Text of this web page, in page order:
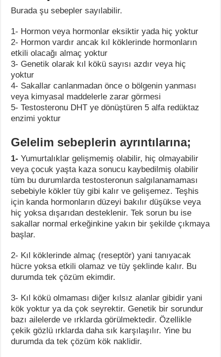
Burada şu sebepler sayılabilir.
1- Hormon veya hormonlar eksiktir yada hiç yoktur
2- Hormon vardır ancak kıl köklerinde hormonların
etkili olacağı almaç yoktur
3- Genetik olarak kıl kökü sayısı azdır veya hiç
yoktur
4- Sakallar canlanmadan önce o bölgenin yanması
veya kimyasal maddelerle zarar görmesi
5- Testosteronu DHT ye dönüştüren 5 alfa redüktaz
enzimi yoktur
Gelelim sebeplerin ayrıntılarına;
1- Yumurtalıklar gelişmemiş olabilir, hiç olmayabilir
veya çocuk yaşta kaza sonucu kaybedilmiş olabilir
tüm bu durumlarda testosteronun salgılanamaması
sebebiyle kökler tüy gibi kalır ve gelişemez. Teşhis
için kanda hormonların düzeyi bakılır düşükse veya
hiç yoksa dışarıdan desteklenir. Tek sorun bu ise
sakallar normal erkeğinkine yakın bir şekilde çıkmaya
başlar.
2- Kıl köklerinde almaç (reseptör) yani tanıyacak
hücre yoksa etkili olamaz ve tüy şeklinde kalır. Bu
durumda tek çözüm ekimdir.
3- Kıl kökü olmaması diğer kılsız alanlar gibidir yani
kök yoktur ya da çok seyrektir. Genetik bir sorundur
bazı ailelerde ve ırklarda görülmektedir. Özellikle
çekik gözlü ırklarda daha sık karşılaşılır. Yine bu
durumda da tek çözüm kök naklidir.